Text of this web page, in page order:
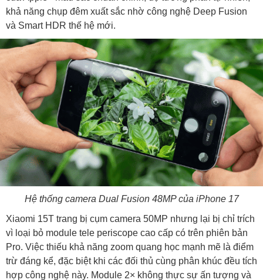
khả năng chụp đêm xuất sắc nhờ công nghệ Deep Fusion
và Smart HDR thế hệ mới.
Hệ thống camera Dual Fusion 48MP của iPhone 17
Xiaomi 15T trang bị cụm camera 50MP nhưng lại bị chỉ trích
vì loại bỏ module tele periscope cao cấp có trên phiên bản
Pro. Việc thiếu khả năng zoom quang học mạnh mẽ là điểm
trừ đáng kể, đặc biệt khi các đối thủ cùng phân khúc đều tích
hợp công nghệ này. Module 2× không thực sự ấn tượng và